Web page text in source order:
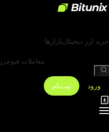
خرید ارز دیجیتالبازارها
معاملات فیوچرز
ورود
ثبت‌نام